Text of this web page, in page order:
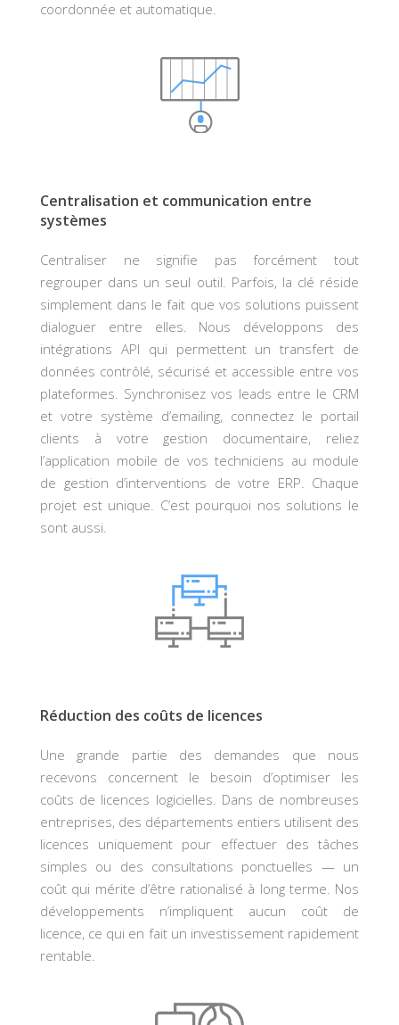
coordonnée et automatique.
Centralisation et communication entre
systèmes
Centraliser ne signifie pas forcément tout
regrouper dans un seul outil. Parfois, la clé réside
simplement dans le fait que vos solutions puissent
dialoguer entre elles. Nous développons des
intégrations API qui permettent un transfert de
données contrôlé, sécurisé et accessible entre vos
plateformes. Synchronisez vos leads entre le CRM
et votre système d’emailing, connectez le portail
clients à votre gestion documentaire, reliez
l’application mobile de vos techniciens au module
de gestion d’interventions de votre ERP. Chaque
projet est unique. C’est pourquoi nos solutions le
sont aussi.
Réduction des coûts de licences
Une grande partie des demandes que nous
recevons concernent le besoin d’optimiser les
coûts de licences logicielles. Dans de nombreuses
entreprises, des départements entiers utilisent des
licences uniquement pour effectuer des tâches
simples ou des consultations ponctuelles — un
coût qui mérite d’être rationalisé à long terme. Nos
développements n’impliquent aucun coût de
licence, ce qui en fait un investissement rapidement
rentable.